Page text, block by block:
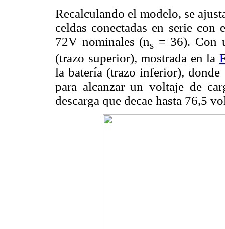
Recalculando el modelo, se
celdas conectadas en serie
72V nominales (ns = 36). Con
(trazo superior), mostrada en la
la batería (trazo inferior),
para alcanzar un voltaje de
descarga que decae hasta 76,5